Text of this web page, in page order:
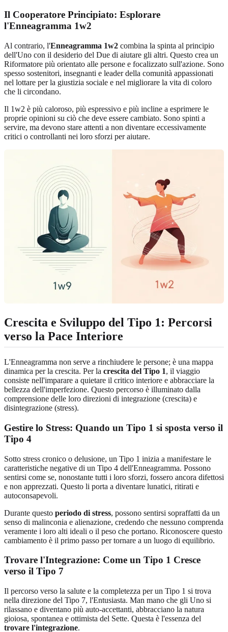
Il Cooperatore Principiato: Esplorare
l'Enneagramma 1w2
Al contrario, l'Enneagramma 1w2 combina la spinta al principio
dell'Uno con il desiderio del Due di aiutare gli altri. Questo crea un
Riformatore più orientato alle persone e focalizzato sull'azione. Sono
spesso sostenitori, insegnanti e leader della comunità appassionati
nel lottare per la giustizia sociale e nel migliorare la vita di coloro
che li circondano.
Il 1w2 è più caloroso, più espressivo e più incline a esprimere le
proprie opinioni su ciò che deve essere cambiato. Sono spinti a
servire, ma devono stare attenti a non diventare eccessivamente
critici o controllanti nei loro sforzi per aiutare.
Crescita e Sviluppo del Tipo 1: Percorsi
verso la Pace Interiore
L'Enneagramma non serve a rinchiudere le persone; è una mappa
dinamica per la crescita. Per la crescita del Tipo 1, il viaggio
consiste nell'imparare a quietare il critico interiore e abbracciare la
bellezza dell'imperfezione. Questo percorso è illuminato dalla
comprensione delle loro direzioni di integrazione (crescita) e
disintegrazione (stress).
Gestire lo Stress: Quando un Tipo 1 si sposta verso il
Tipo 4
Sotto stress cronico o delusione, un Tipo 1 inizia a manifestare le
caratteristiche negative di un Tipo 4 dell'Enneagramma. Possono
sentirsi come se, nonostante tutti i loro sforzi, fossero ancora difettosi
e non apprezzati. Questo li porta a diventare lunatici, ritirati e
autoconsapevoli.
Durante questo periodo di stress, possono sentirsi sopraffatti da un
senso di malinconia e alienazione, credendo che nessuno comprenda
veramente i loro alti ideali o il peso che portano. Riconoscere questo
cambiamento è il primo passo per tornare a un luogo di equilibrio.
Trovare l'Integrazione: Come un Tipo 1 Cresce
verso il Tipo 7
Il percorso verso la salute e la completezza per un Tipo 1 si trova
nella direzione del Tipo 7, l'Entusiasta. Man mano che gli Uno si
rilassano e diventano più auto-accettanti, abbracciano la natura
gioiosa, spontanea e ottimista del Sette. Questa è l'essenza del
trovare l'integrazione.